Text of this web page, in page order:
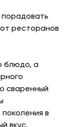
порадовать
ресторанов
блюдо, а
сваренный
в